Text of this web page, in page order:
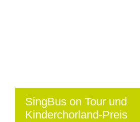
SingBus on Tour und
Kinderchorland-Preis